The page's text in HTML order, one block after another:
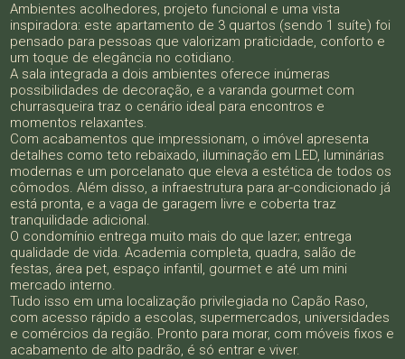
Ambientes acolhedores, projeto funcional e uma vista
inspiradora: este apartamento de 3 quartos (sendo 1 suíte) foi
pensado para pessoas que valorizam praticidade, conforto e
um toque de elegância no cotidiano.
A sala integrada a dois ambientes oferece inúmeras
possibilidades de decoração, e a varanda gourmet com
churrasqueira traz o cenário ideal para encontros e
momentos relaxantes.
Com acabamentos que impressionam, o imóvel apresenta
detalhes como teto rebaixado, iluminação em LED, luminárias
modernas e um porcelanato que eleva a estética de todos os
cômodos. Além disso, a infraestrutura para ar-condicionado já
está pronta, e a vaga de garagem livre e coberta traz
tranquilidade adicional.
O condomínio entrega muito mais do que lazer; entrega
qualidade de vida. Academia completa, quadra, salão de
festas, área pet, espaço infantil, gourmet e até um mini
mercado interno.
Tudo isso em uma localização privilegiada no Capão Raso,
com acesso rápido a escolas, supermercados, universidades
e comércios da região. Pronto para morar, com móveis fixos e
acabamento de alto padrão, é só entrar e viver.